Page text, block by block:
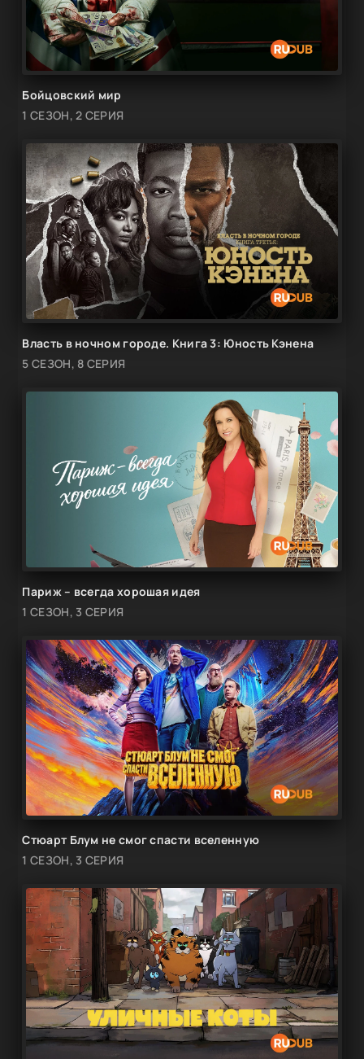
Бойцовский мир
1 СЕЗОН, 2 СЕРИЯ
Власть в ночном городе. Книга 3: Юность Кэнена
5 СЕЗОН, 8 СЕРИЯ
Париж – всегда хорошая идея
1 СЕЗОН, 3 СЕРИЯ
Стюарт Блум не смог спасти вселенную
1 СЕЗОН, 3 СЕРИЯ